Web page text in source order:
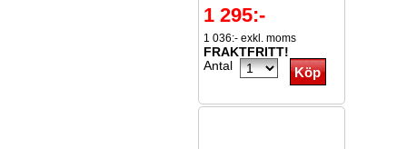
1 295:-
1 036:- exkl. moms
FRAKTFRITT!
Antal